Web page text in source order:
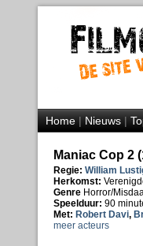
Home|Nieuws|
Maniac Cop 2
Regie: William
Herkomst:
Genre Horror/
Speelduur: 90
Met: Robert Davi,
meer acteurs